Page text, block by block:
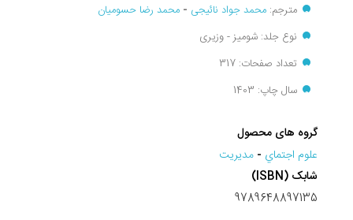
مترجم: محمد جواد نائیجی - محمد رضا حسومیان
نوع جلد: شومیز - وزیری
تعداد صفحات: 317
سال چاپ: 1403
گروه های محصول
علوم اجتماي - مديريت
شابک (ISBN)
9789648897135